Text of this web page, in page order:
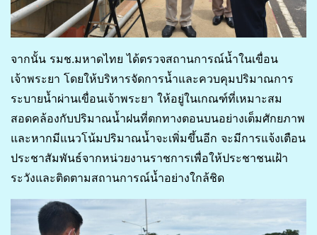
จากนั้น รมช.มหาดไทย ได้ตรวจสถานการณ์น้ำในเขื่อน
เจ้าพระยา โดยให้บริหารจัดการน้ำและควบคุมปริมาณการ
ระบายน้ำผ่านเขื่อนเจ้าพระยา ให้อยู่ในเกณฑ์ที่เหมาะสม
สอดคล้องกับปริมาณน้ำฝนที่ตกทางตอนบนอย่างเต็มศักยภาพ
และหากมีแนวโน้มปริมาณน้ำจะเพิ่มขึ้นอีก จะมีการแจ้งเตือน
ประชาสัมพันธ์จากหน่วยงานราชการเพื่อให้ประชาชนเฝ้า
ระวังและติดตามสถานการณ์น้ำอย่างใกล้ชิด